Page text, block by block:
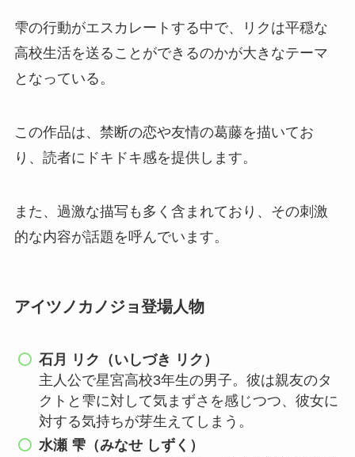
雫の行動がエスカレートする中で、リクは平穏な
高校生活を送ることができるのかが大きなテーマ
となっている。
この作品は、禁断の恋や友情の葛藤を描いてお
り、読者にドキドキ感を提供します。
また、過激な描写も多く含まれており、その刺激
的な内容が話題を呼んでいます。
アイツノカノジョ登場人物
石月 リク（いしづき リク）
主人公で星宮高校3年生の男子。彼は親友のタ
クトと雫に対して気まずさを感じつつ、彼女に
対する気持ちが芽生えてしまう。
水瀬 雫（みなせ しずく）